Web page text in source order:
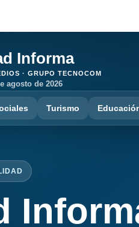
Informa
· GRUPO TECNOCOM
agosto de 2026
Turismo